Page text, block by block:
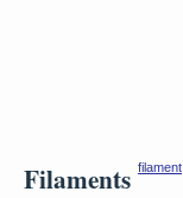
Filaments filament